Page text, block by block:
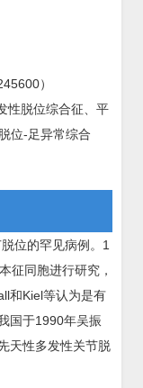
）
性脱位综合征、平
位-足异常综合
位的罕见病例。1
征同胞进行研究，
和Kiel等认为是有
国于1990年吴振
天性多发性关节脱